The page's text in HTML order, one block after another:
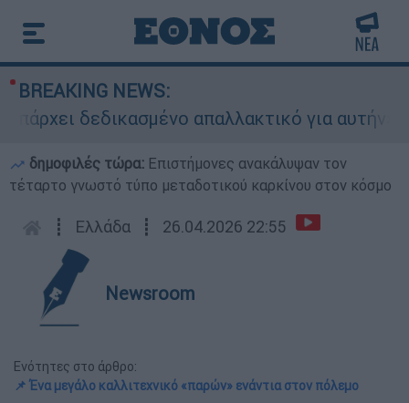
BREAKING NEWS:
δεδικασμένο απαλλακτικό για αυτήν»:
δημοφιλές τώρα: Επιστήμονες ανακάλυψαν τον
τέταρτο γνωστό τύπο μεταδοτικού καρκίνου στον κόσμο
┋ Ελλάδα ┋ 26.04.2026 22:55
Newsroom
Ενότητες στο άρθρο:
📌 Ένα μεγάλο καλλιτεχνικό «παρών» ενάντια στον πόλεμο